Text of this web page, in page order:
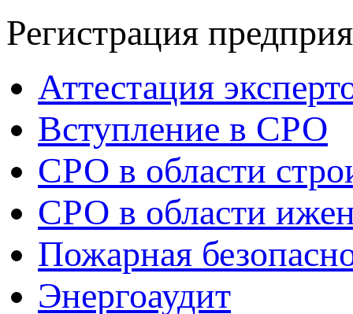
Регистрация
Аттестация
Вступление в СРО
СРО в области
СРО в области
Пожарная
Энергоаудит